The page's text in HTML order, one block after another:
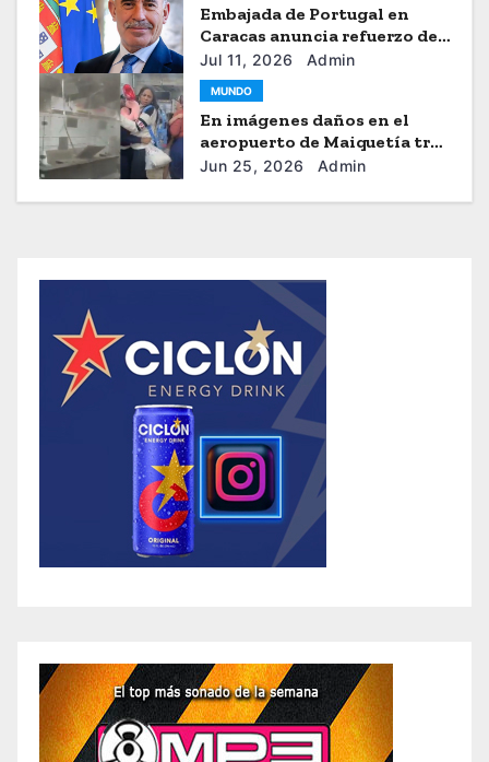
Embajada de Portugal en
Caracas anuncia refuerzo de
ayuda humanitaria
Jul 11, 2026 Admin
MUNDO
En imágenes daños en el
aeropuerto de Maiquetía tras
los sismos
Jun 25, 2026 Admin